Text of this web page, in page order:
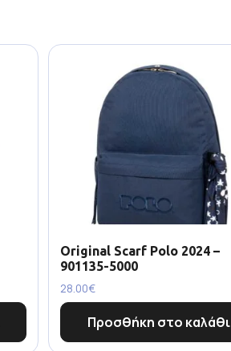
Original Scarf Polo 2024 –
901135-5000
28.00€
Προσθήκη στο καλάθι